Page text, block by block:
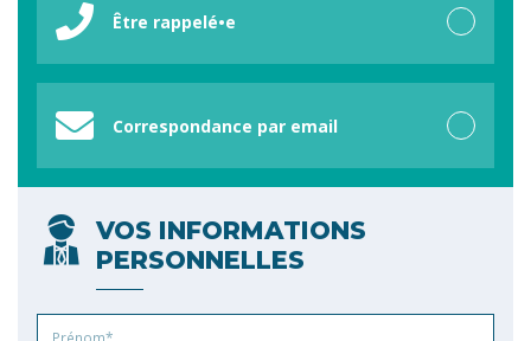
Être rappelé•e
Correspondance par email
VOS INFORMATIONS
PERSONNELLES